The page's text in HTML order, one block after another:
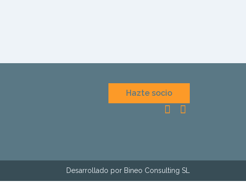
Hazte socio
Desarrollado por Bineo Consulting SL